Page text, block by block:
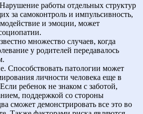
работы отдельных структур
за самоконтроль и импульсивность,
и эмоции, может
множество случаев, когда
у родителей передавалось
Способствовать патологии может
личности человека еще в
ребенок не знаком с заботой,
поддержкой со стороны
сможет демонстрировать все это во